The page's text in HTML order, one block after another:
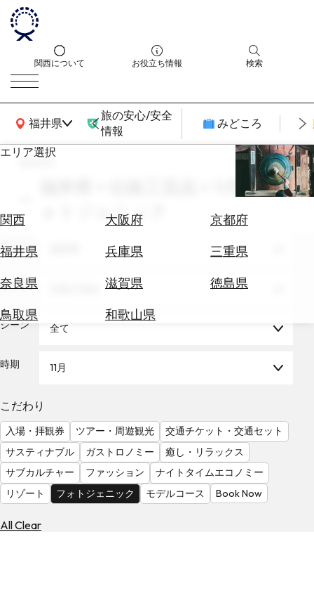
関西について お役立ち情報 検索
福井県
関西広域MAP
旅の安心/安全
情報
みどころ
エリア選択
関西 大阪府
京都府
福井県
兵庫県
三重県
奈良県
滋賀県
徳島県
鳥取県
和歌山県
エ
券
テ
を
る
気
を
見
る
search
福井県 × 伝統工芸品 × 11月 × フ
ォトジェニック
エリア
テーマ
シーン 全て
時期 11月
こだわり
入場・拝観券 ツアー・周遊観光
交通チケット・交通セット
サスティナブル
ガストロノミー
癒し・リラックス
サブカルチャー
ファッション
ナイトタイムエコノミー
リゾート
フォトジェニック モデルコース Book Now
All Clear